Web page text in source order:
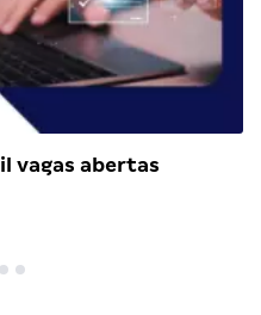
vagas abertas